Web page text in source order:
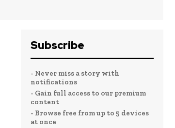
Subscribe
- Never miss a story with
notifications
- Gain full access to our premium
content
- Browse free from up to 5 devices
at once